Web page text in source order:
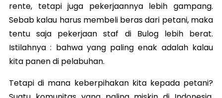
rente, tetapi juga pekerjaannya lebih gampang.
Sebab kalau harus membeli beras dari petani, maka
tentu saja pekerjaan staf di Bulog lebih berat.
Istilahnya : bahwa yang paling enak adalah kalau
kita panen di pelabuhan.
Tetapi di mana keberpihakan kita kepada petani?